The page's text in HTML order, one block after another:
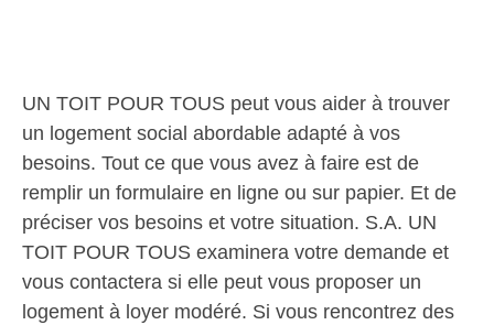
UN TOIT POUR TOUS peut vous aider à trouver
un logement social abordable adapté à vos
besoins. Tout ce que vous avez à faire est de
remplir un formulaire en ligne ou sur papier. Et de
préciser vos besoins et votre situation. S.A. UN
TOIT POUR TOUS examinera votre demande et
vous contactera si elle peut vous proposer un
logement à loyer modéré. Si vous rencontrez des